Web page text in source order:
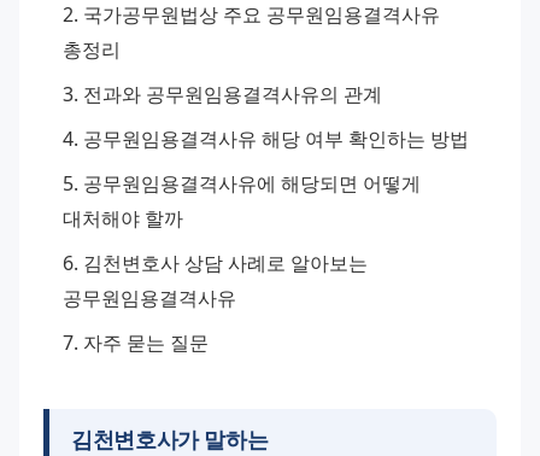
국가공무원법상 주요 공무원임용결격사유
총정리
전과와 공무원임용결격사유의 관계
공무원임용결격사유 해당 여부 확인하는 방법
공무원임용결격사유에 해당되면 어떻게
대처해야 할까
김천변호사 상담 사례로 알아보는
공무원임용결격사유
자주 묻는 질문
김천변호사가 말하는